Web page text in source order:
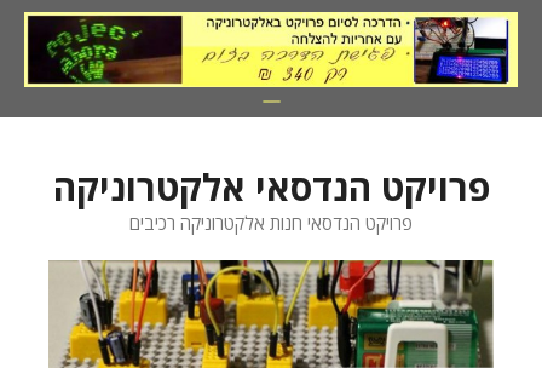
לדלג
לתוכן
פרויקט הנדסאי אלקטרוניקה
פרויקט הנדסאי חנות אלקטרוניקה רכיבים